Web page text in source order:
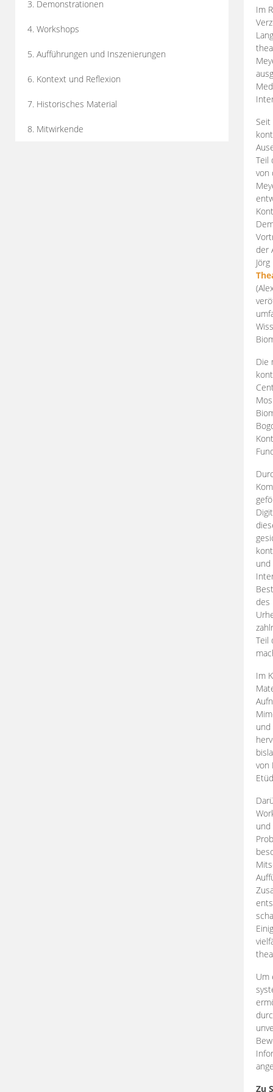
3. Demonstrationen
4. Workshops
5. Aufführungen und Inszenierungen
6. Kontext und Reflexion
7. Historisches Material
8. Mitwirkende
Im
Teil
von
der
Die
des
Teil
Im
und
von
und
Um
Zu